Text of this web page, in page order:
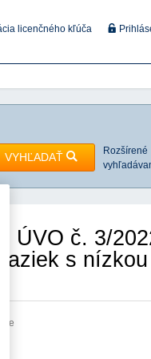
licenčného kľúča
VYHĽADAŤ
Rozšírené
ÚVO č. 3/
s